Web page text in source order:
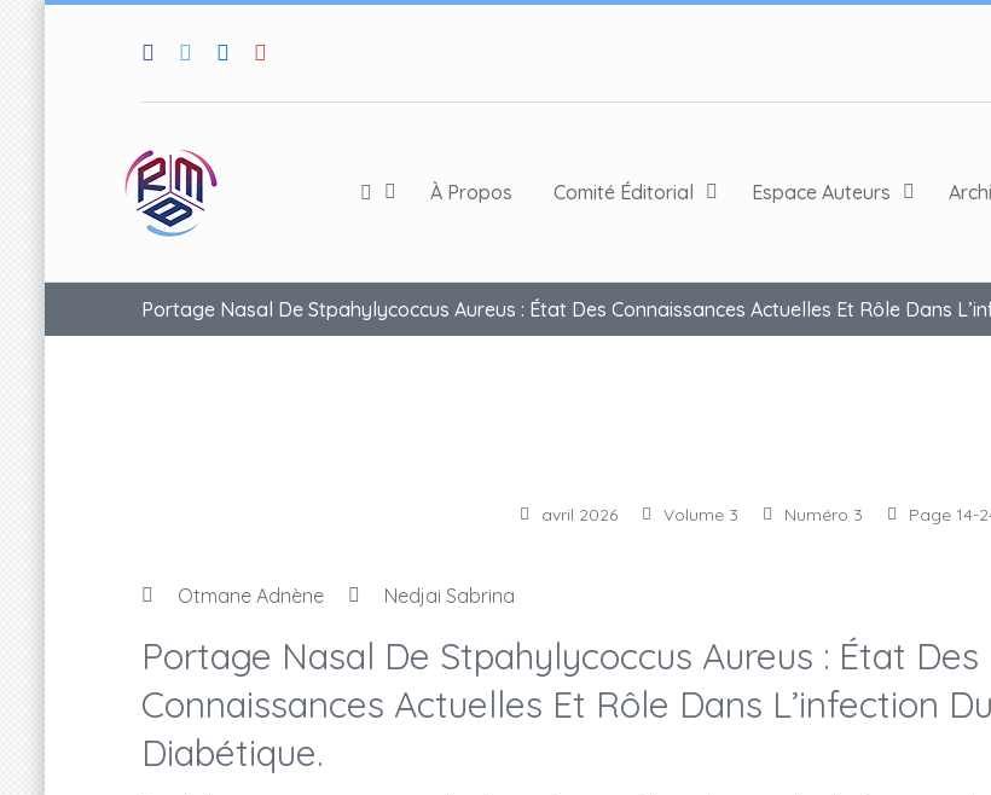
À Propos Comité Éditorial Espace Auteurs
Portage Nasal De Stpahylycoccus Aureus : État Des Connaissances Actuelles Et Rôle Dans
avril 2026 Volume 3 Numéro 3 Page 14-
Otmane Adnène Nedjai Sabrina
Portage Nasal De Stpahylycoccus Aureus : État Des
Connaissances Actuelles Et Rôle Dans L’infection
Diabétique.